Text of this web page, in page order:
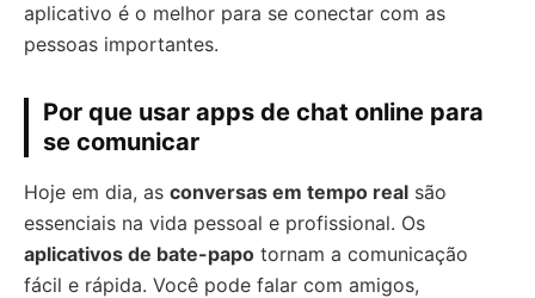
aplicativo é o melhor para se conectar com as
pessoas importantes.
Por que usar apps de chat online para
se comunicar
Hoje em dia, as conversas em tempo real são
essenciais na vida pessoal e profissional. Os
aplicativos de bate-papo tornam a comunicação
fácil e rápida. Você pode falar com amigos,